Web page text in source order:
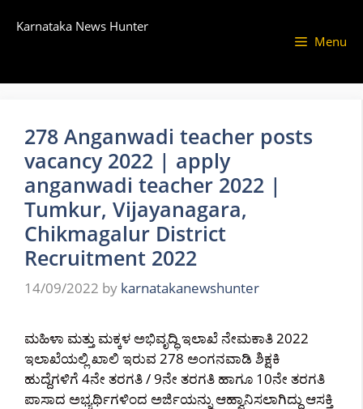
Karnataka News Hunter
Menu
278 Anganwadi teacher posts
vacancy 2022 | apply
anganwadi teacher 2022 |
Tumkur, Vijayanagara,
Chikmagalur District
Recruitment 2022
14/09/2022 by karnatakanewshunter
ಮಹಿಳಾ ಮತ್ತು ಮಕ್ಕಳ ಅಭಿವೃದ್ಧಿ ಇಲಾಖೆ ನೇಮಕಾತಿ 2022
ಇಲಾಖೆಯಲ್ಲಿ ಖಾಲಿ ಇರುವ 278 ಅಂಗನವಾಡಿ ಶಿಕ್ಷಕಿ
ಹುದ್ದೆಗಳಿಗೆ 4ನೇ ತರಗತಿ / 9ನೇ ತರಗತಿ ಹಾಗೂ 10ನೇ ತರಗತಿ
ಪಾಸಾದ ಅಭ್ಯರ್ಥಿಗಳಿಂದ ಅರ್ಜಿಯನ್ನು ಆಹ್ವಾನಿಸಲಾಗಿದ್ದು ಆಸಕ್ತಿ